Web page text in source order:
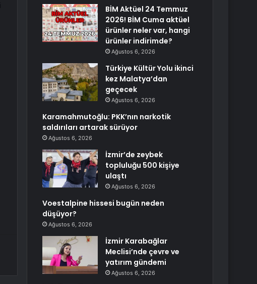
BİM Aktüel 24 Temmuz
2026! BİM Cuma aktüel
ürünler neler var, hangi
ürünler indirimde?
Ağustos 6, 2026
Türkiye Kültür Yolu ikinci
kez Malatya’dan
geçecek
Ağustos 6, 2026
Karamahmutoğlu: PKK’nın narkotik
saldırıları artarak sürüyor
Ağustos 6, 2026
İzmir’de zeybek
topluluğu 500 kişiye
ulaştı
Ağustos 6, 2026
Voestalpine hissesi bugün neden
düşüyor?
Ağustos 6, 2026
İzmir Karabağlar
Meclisi’nde çevre ve
yatırım gündemi
Ağustos 6, 2026